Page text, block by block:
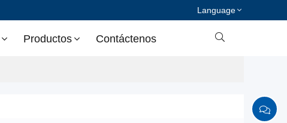
Language
Productos Contáctenos 